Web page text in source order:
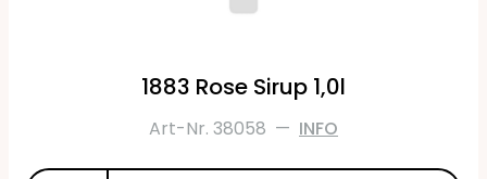
1883 Rose Sirup 1,0l
Art-Nr. 38058 — INFO